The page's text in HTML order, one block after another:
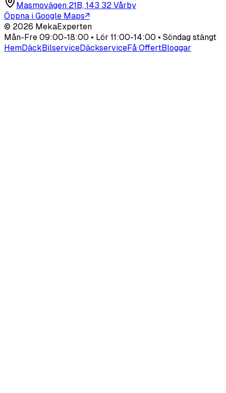
Masmovägen 21B, 143 32 Vårby
Öppna i Google Maps↗
© 2026 MekaExperten
Mån-Fre 09:00-18:00 • Lör 11:00-14:00 • Söndag stängt
HemDäckBilserviceDäckserviceFå OffertBloggar